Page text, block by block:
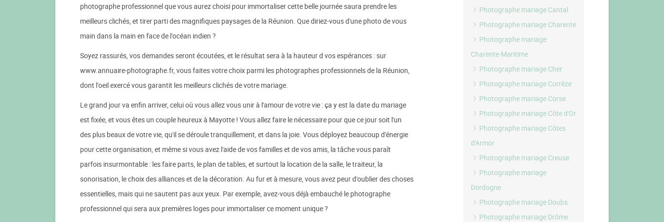
photographe professionnel que vous aurez choisi pour immortaliser cette belle journée saura prendre les
meilleurs clichés, et tirer parti des magnifiques paysages de la Réunion. Que diriez-vous d'une photo de vous
main dans la main en face de l'océan indien ?
Soyez rassurés, vos demandes seront écoutées, et le résultat sera à la hauteur d vos espérances : sur
www.annuaire-photographe.fr, vous faites votre choix parmi les photographes professionnels de la Réunion,
dont l'oeil exercé vous garantit les meilleurs clichés de votre mariage.
Le grand jour va enfin arriver, celui où vous allez vous unir à l'amour de votre vie : ça y est la date du mariage
est fixée, et vous êtes un couple heureux à Mayotte ! Vous allez faire le nécessaire pour que ce jour soit l'un
des plus beaux de votre vie, qu'il se déroule tranquillement, et dans la joie. Vous déployez beaucoup d'énergie
pour cette organisation, et même si vous avez l'aide de vos familles et de vos amis, la tâche vous paraît
parfois insurmontable : les faire parts, le plan de tables, et surtout la location de la salle, le traiteur, la
sonorisation, le choix des alliances et de la décoration. Au fur et à mesure, vous avez peur d'oublier des choses
essentielles, mais qui ne sautent pas aux yeux. Par exemple, avez-vous déjà embauché le photographe
professionnel qui sera aux premières loges pour immortaliser ce moment unique ?
Photographe mariage Cantal
Photographe mariage Charente
Photographe mariage
Charente-Maritime
Photographe mariage Cher
Photographe mariage Corrèze
Photographe mariage Corse
Photographe mariage Côte d'Or
Photographe mariage Côtes
d'Armor
Photographe mariage Creuse
Photographe mariage
Dordogne
Photographe mariage Doubs
Photographe mariage Drôme